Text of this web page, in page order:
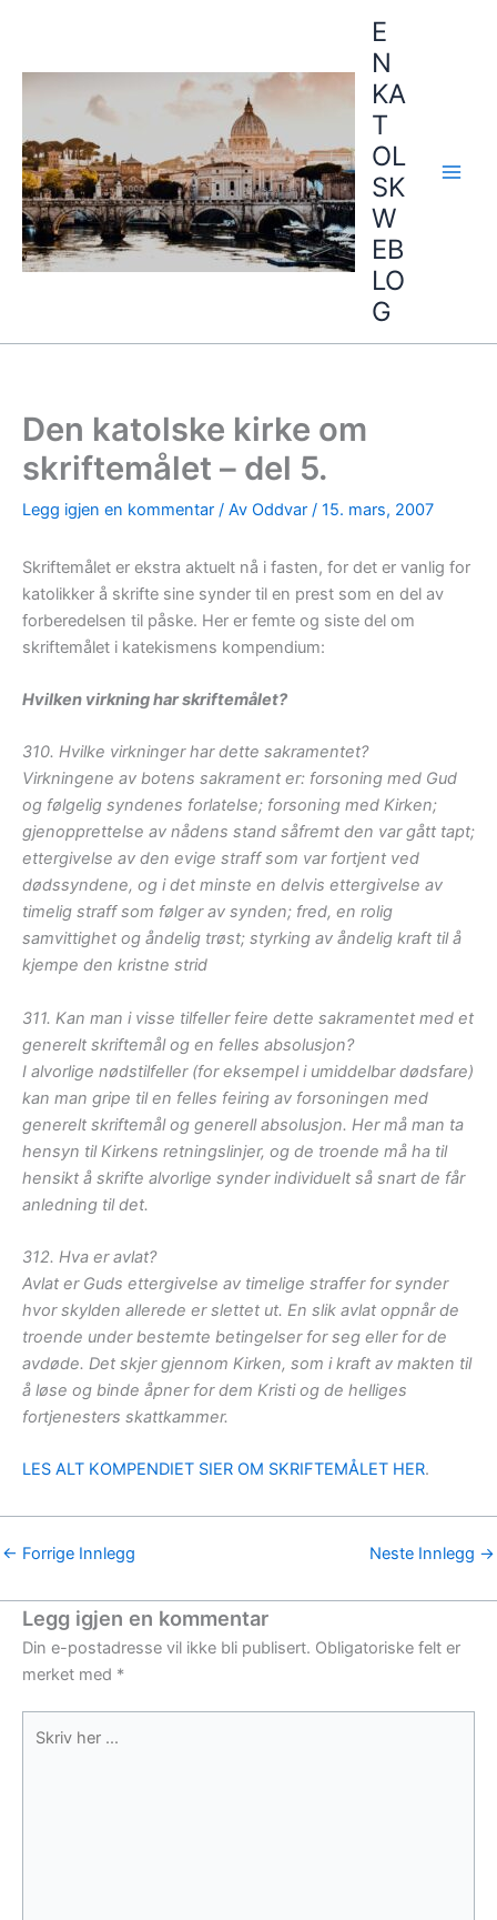
E
N
KA
T
OL
SK
W
EB
LO
G
Den katolske kirke om
skriftemålet – del 5.
Legg igjen en kommentar / Av Oddvar / 15. mars, 2007
Skriftemålet er ekstra aktuelt nå i fasten, for det er vanlig for
katolikker å skrifte sine synder til en prest som en del av
forberedelsen til påske. Her er femte og siste del om
skriftemålet i katekismens kompendium:
Hvilken virkning har skriftemålet?
310. Hvilke virkninger har dette sakramentet?
Virkningene av botens sakrament er: forsoning med Gud
og følgelig syndenes forlatelse; forsoning med Kirken;
gjenopprettelse av nådens stand såfremt den var gått tapt;
ettergivelse av den evige straff som var fortjent ved
dødssyndene, og i det minste en delvis ettergivelse av
timelig straff som følger av synden; fred, en rolig
samvittighet og åndelig trøst; styrking av åndelig kraft til å
kjempe den kristne strid
311. Kan man i visse tilfeller feire dette sakramentet med et
generelt skriftemål og en felles absolusjon?
I alvorlige nødstilfeller (for eksempel i umiddelbar dødsfare)
kan man gripe til en felles feiring av forsoningen med
generelt skriftemål og generell absolusjon. Her må man ta
hensyn til Kirkens retningslinjer, og de troende må ha til
hensikt å skrifte alvorlige synder individuelt så snart de får
anledning til det.
312. Hva er avlat?
Avlat er Guds ettergivelse av timelige straffer for synder
hvor skylden allerede er slettet ut. En slik avlat oppnår de
troende under bestemte betingelser for seg eller for de
avdøde. Det skjer gjennom Kirken, som i kraft av makten til
å løse og binde åpner for dem Kristi og de helliges
fortjenesters skattkammer.
LES ALT KOMPENDIET SIER OM SKRIFTEMÅLET HER.
← Forrige Innlegg Neste Innlegg →
Legg igjen en kommentar
Din e-postadresse vil ikke bli publisert. Obligatoriske felt er
merket med *